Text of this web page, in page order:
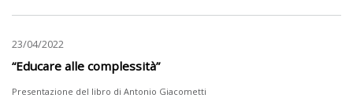
23/04/2022
“Educare alle complessità”
Presentazione del libro di Antonio Giacometti